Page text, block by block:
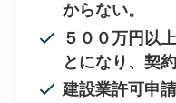
からない。
５００万円以
とになり、契
建設業許可申